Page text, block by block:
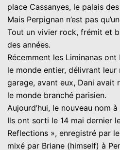
place Cassanyes, le palais
Mais Perpignan n’est pas
Tout un vivier rock, frémit et
des années.
Récemment les Liminanas
le monde entier, délivrant
garage, avant eux, Dani avait
le monde branché parisien.
Aujourd’hui, le nouveau nom
Ils ont sorti le 14 mai dernier
Reflections », enregistré par
mixé par Briane (himself) à